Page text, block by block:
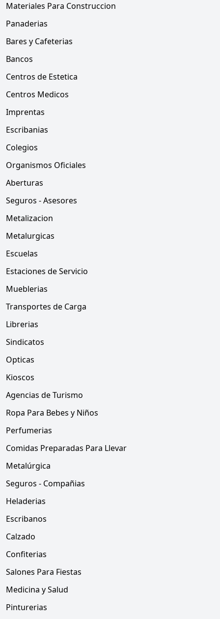
Materiales Para Construccion
Panaderias
Bares y Cafeterias
Bancos
Centros de Estetica
Centros Medicos
Imprentas
Escribanias
Colegios
Organismos Oficiales
Aberturas
Seguros - Asesores
Metalizacion
Metalurgicas
Escuelas
Estaciones de Servicio
Mueblerias
Transportes de Carga
Librerias
Sindicatos
Opticas
Kioscos
Agencias de Turismo
Ropa Para Bebes y Niños
Perfumerias
Comidas Preparadas Para Llevar
Metalúrgica
Seguros - Compañias
Heladerias
Escribanos
Calzado
Confiterias
Salones Para Fiestas
Medicina y Salud
Pinturerias